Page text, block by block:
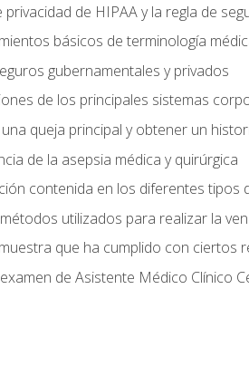
privacidad de HIPAA y la regla de
básicos de terminología
gubernamentales y privados
de los principales sistemas
queja principal y obtener un
de la asepsia médica y quirúrgica
contenida en los diferentes tipos
utilizados para realizar la
que ha cumplido con
de Asistente Médico Clínico